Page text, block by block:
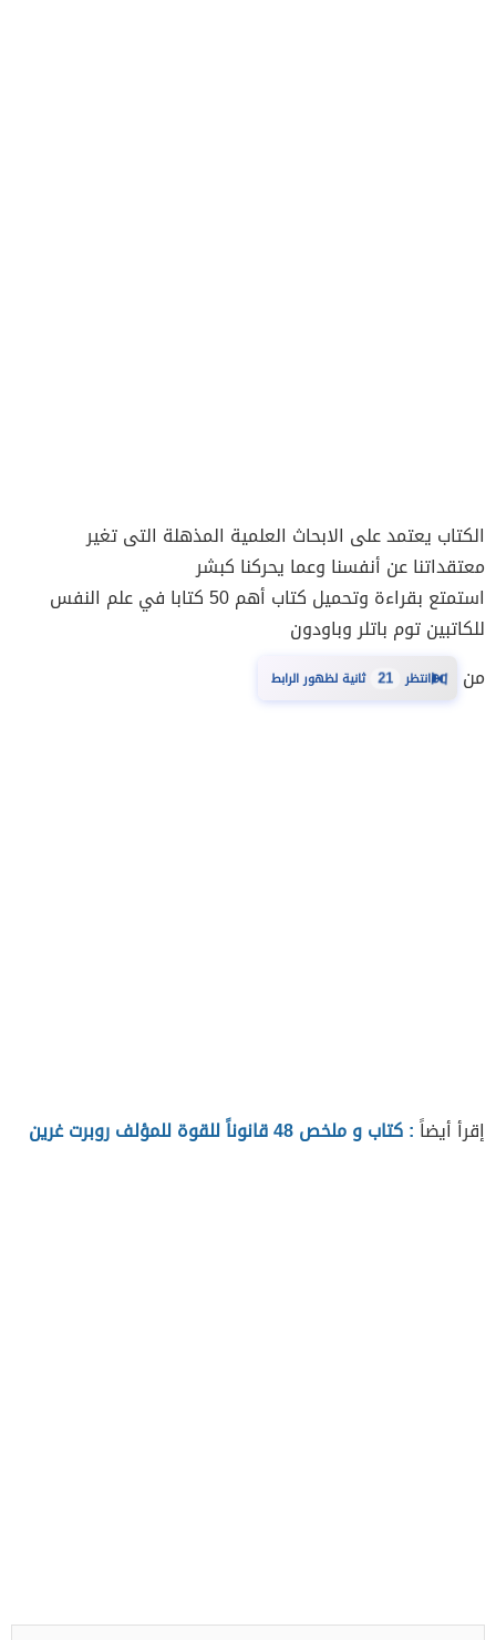
الكتاب يعتمد على الابحاث العلمية المذهلة التى تغير
معتقداتنا عن أنفسنا وعما يحركنا كبشر
استمتع بقراءة وتحميل كتاب أهم 50 كتابا في علم النفس
للكاتبين توم باتلر وباودون
من ⏳انتظر 21 ثانية لظهور الرابط
إقرأ أيضاً: كتاب و ملخص 48 قانوناً للقوة للمؤلف روبرت غرين